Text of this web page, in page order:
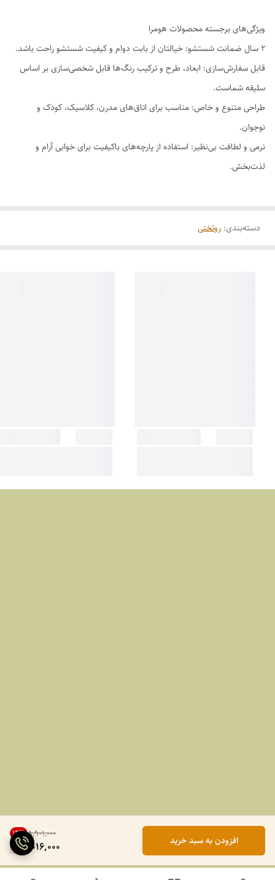
۵٬۹۰۱٬۰۰۰ 14%
5,016,000 افزودن به سبد خرید
ویژگی‌های برجسته محصولات هومرا
۲ سال ضمانت شستشو: خیالتان از بابت دوام و کیفیت شستشو راحت باشد.
قابل سفارش‌سازی: ابعاد، طرح و ترکیب رنگ‌ها قابل شخصی‌سازی بر اساس
سلیقه شماست.
طراحی متنوع و خاص: مناسب برای اتاق‌های مدرن، کلاسیک، کودک و
نوجوان.
نرمی و لطافت بی‌نظیر: استفاده از پارچه‌های باکیفیت برای خوابی آرام و
لذت‌بخش.
دسته‌بندی: روتختی